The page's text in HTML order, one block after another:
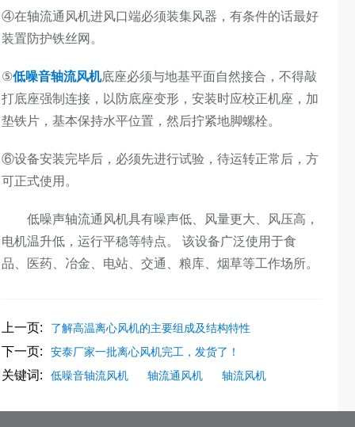
④在轴流通风机进风口端必须装集风器，有条件的话最好
装置防护铁丝网。
⑤低噪音轴流风机底座必须与地基平面自然接合，不得敲
打底座强制连接，以防底座变形，安装时应校正机座，加
垫铁片，基本保持水平位置，然后拧紧地脚螺栓。
⑥设备安装完毕后，必须先进行试验，待运转正常后，方
可正式使用。
低噪声轴流通风机具有噪声低、风量更大、风压高，
电机温升低，运行平稳等特点。 该设备广泛使用于食
品、医药、冶金、电站、交通、粮库、烟草等工作场所。
上一页: 了解高温离心风机的主要组成及结构特性
下一页: 安泰厂家一批离心风机完工，发货了！
关键词: 低噪音轴流风机 轴流通风机 轴流风机